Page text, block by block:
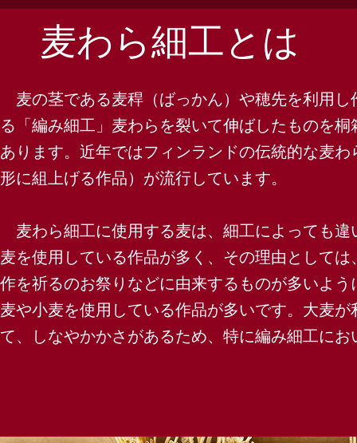
​麦わら細工とは
麦の茎である麦稈（ばっかん）や穂先を利用
る「編み細工」麦わらを裂いて伸ばしたものを
あります。近年ではフィンランドの伝統的な麦
形に組上げる作品）が流行しています。
麦わら細工に使用する麦は、細工によっても
麦を使用している作品が多く、その理由として
作を祈るのお祭りなどに由来するものが多いよ
麦や小麦を使用している作品が多いです。大麦
て、しなやかかさがあるため、特に編み細工に